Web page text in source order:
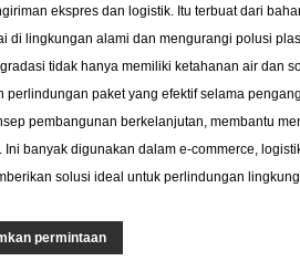
ekspres dan logistik. Itu terbuat dari
di lingkungan alami dan mengurangi polusi
tidak hanya memiliki ketahanan air dan
perlindungan paket yang efektif selama
pembangunan berkelanjutan, membantu
Ini banyak digunakan dalam e-commerce,
solusi ideal untuk perlindungan
permintaan